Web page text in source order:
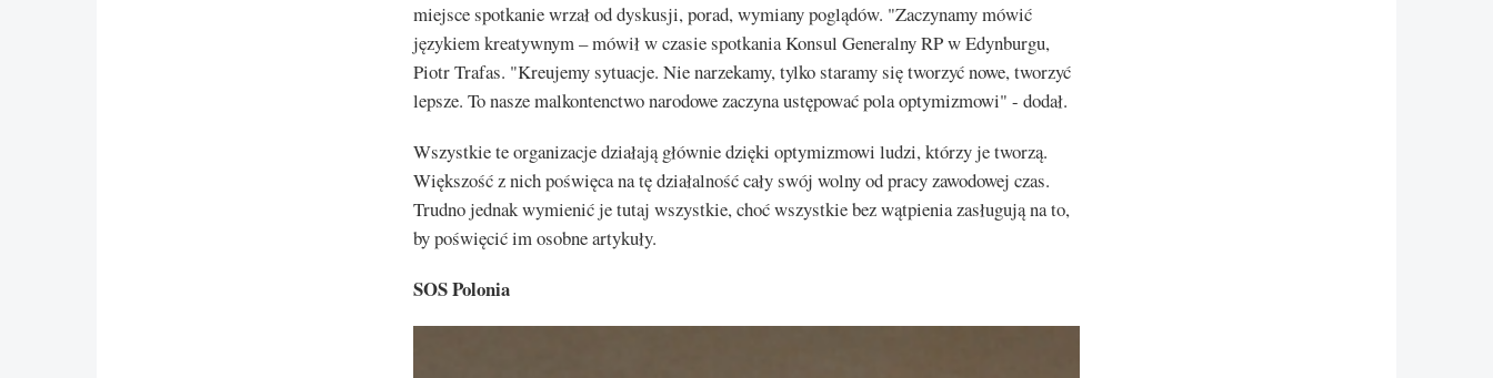
miejsce spotkanie wrzał od dyskusji, porad, wymiany poglądów. "Zaczynamy mówić
językiem kreatywnym – mówił w czasie spotkania Konsul Generalny RP w Edynburgu,
Piotr Trafas. "Kreujemy sytuacje. Nie narzekamy, tylko staramy się tworzyć nowe, tworzyć
lepsze. To nasze malkontenctwo narodowe zaczyna ustępować pola optymizmowi" - dodał.
Wszystkie te organizacje działają głównie dzięki optymizmowi ludzi, którzy je tworzą.
Większość z nich poświęca na tę działalność cały swój wolny od pracy zawodowej czas.
Trudno jednak wymienić je tutaj wszystkie, choć wszystkie bez wątpienia zasługują na to,
by poświęcić im osobne artykuły.
SOS Polonia